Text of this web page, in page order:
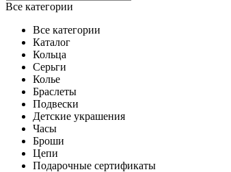
Все категории
Все категории
Каталог
Кольца
Серьги
Колье
Браслеты
Подвески
Детские украшения
Часы
Броши
Цепи
Подарочные сертификаты